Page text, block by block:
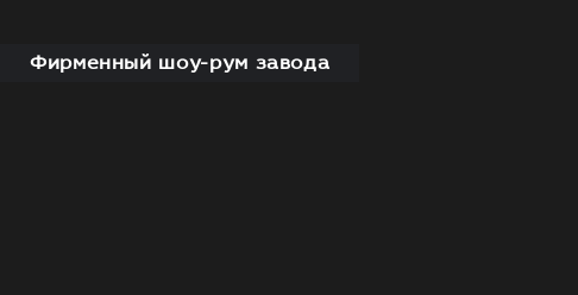
Фирменный шоу-рум завода